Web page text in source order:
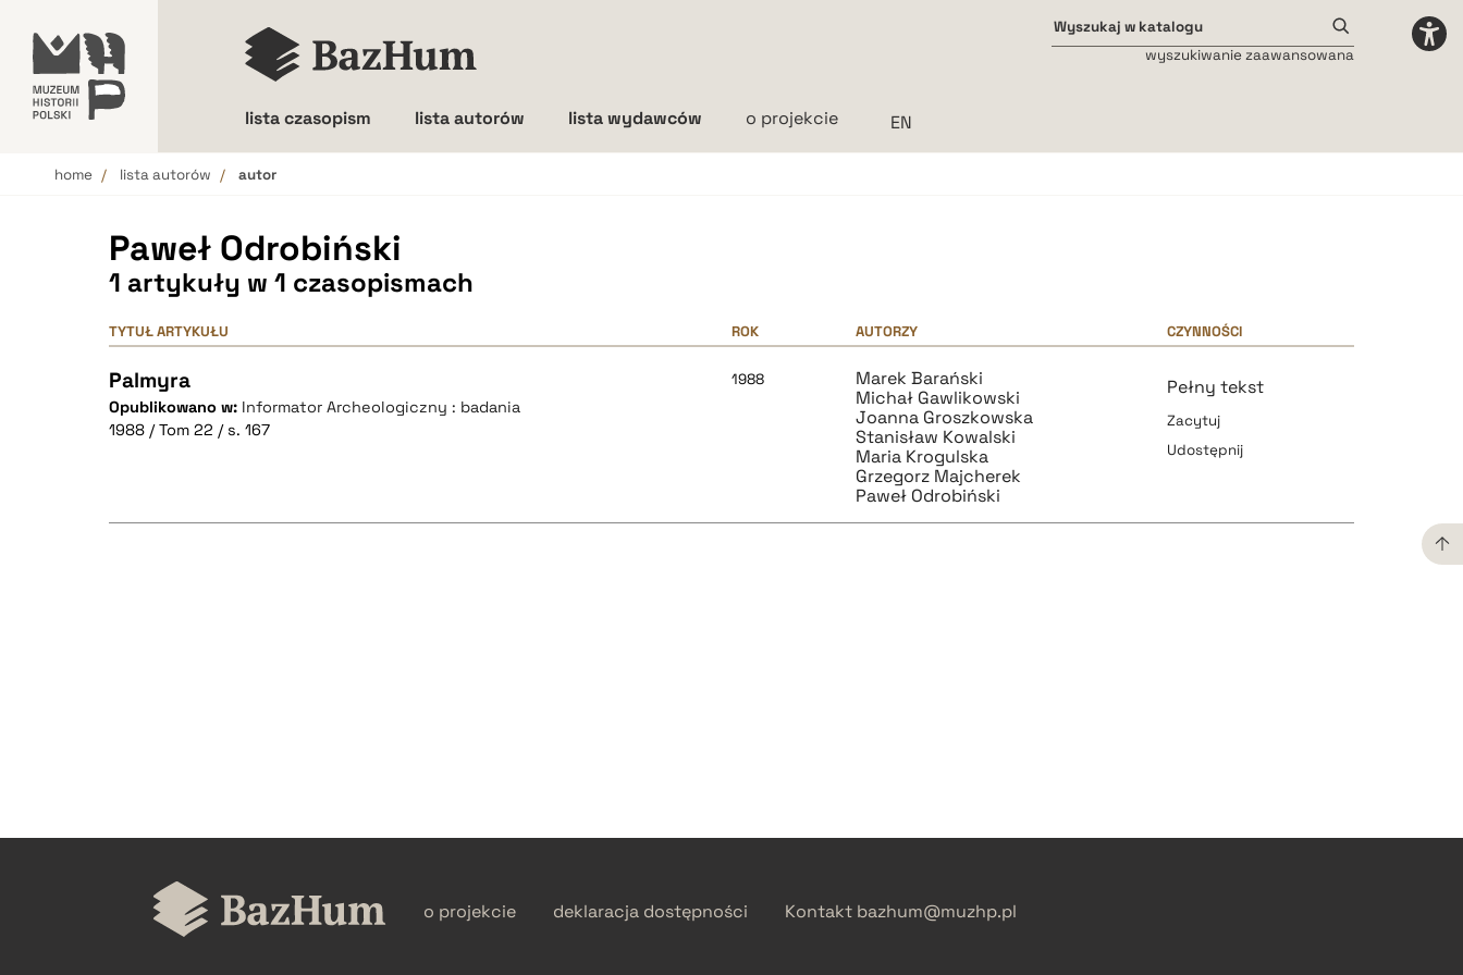
lista czasopism lista autorów lista wydawców o projekcie
wyszukiwanie zaawansowana
home lista autorów autor
Paweł Odrobiński
1 artykuły w 1 czasopismach
TYTUŁ ARTYKUŁU ROK AUTORZY CZYNNOŚCI
Palmyra
Opublikowano w: Informator Archeologiczny : badania
1988 / Tom 22 / s. 167
1988
Marek Barański
Michał Gawlikowski
Joanna Groszkowska
Stanisław Kowalski
Maria Krogulska
Grzegorz Majcherek
Paweł Odrobiński
Pełny tekst
Zacytuj
Udostępnij
o projekcie deklaracja dostępności Kontakt bazhum@muzhp.pl